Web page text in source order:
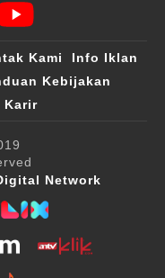
Kami
Info Iklan
Kebijakan
Karir
Network